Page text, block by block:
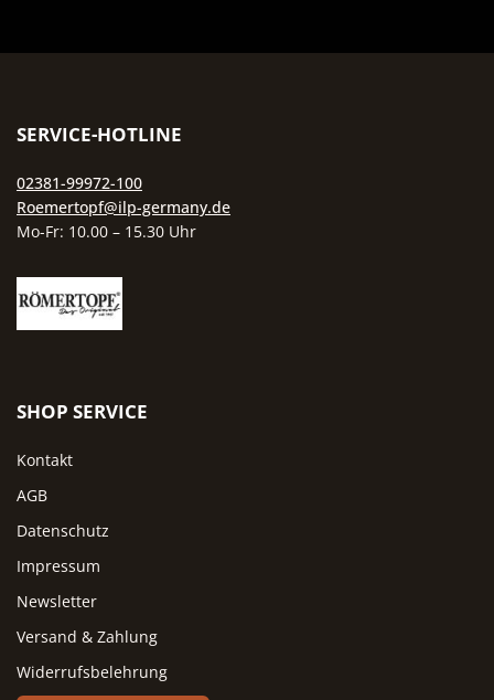
SERVICE-HOTLINE
02381-99972-100
Roemertopf@ilp-germany.de
Mo-Fr: 10.00 – 15.30 Uhr
SHOP SERVICE
Kontakt
AGB
Datenschutz
Impressum
Newsletter
Versand & Zahlung
Widerrufsbelehrung